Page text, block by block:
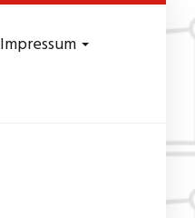
Impressum